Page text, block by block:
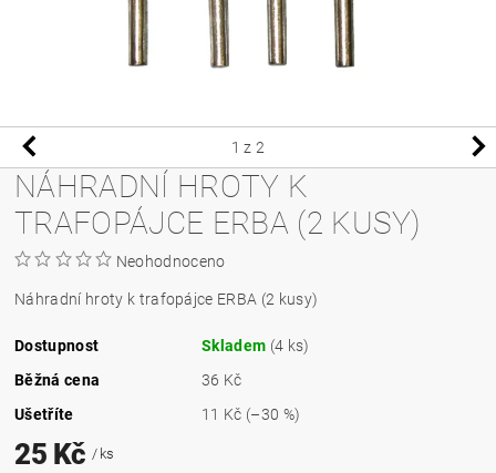
1 z 2
NÁHRADNÍ HROTY K
TRAFOPÁJCE ERBA (2 KUSY)
Neohodnoceno
Náhradní hroty k trafopájce ERBA (2 kusy)
Dostupnost Skladem (4 ks)
Běžná cena
36 Kč
Ušetříte
11 Kč (–30 %)
25 Kč/ ks